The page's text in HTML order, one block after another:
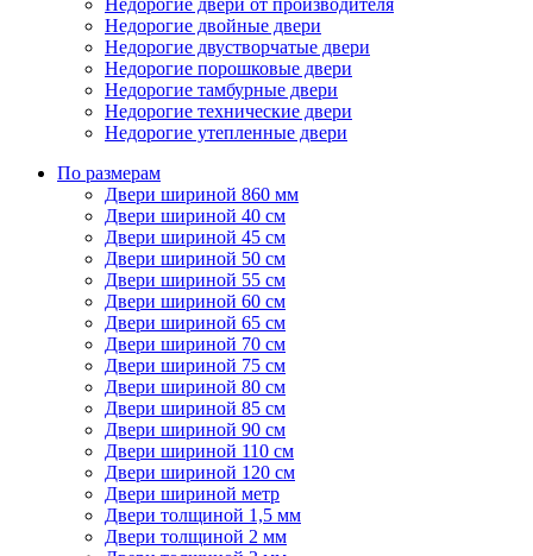
Недорогие двери от производителя
Недорогие двойные двери
Недорогие двустворчатые двери
Недорогие порошковые двери
Недорогие тамбурные двери
Недорогие технические двери
Недорогие утепленные двери
По размерам
Двери шириной 860 мм
Двери шириной 40 см
Двери шириной 45 см
Двери шириной 50 см
Двери шириной 55 см
Двери шириной 60 см
Двери шириной 65 см
Двери шириной 70 см
Двери шириной 75 см
Двери шириной 80 см
Двери шириной 85 см
Двери шириной 90 см
Двери шириной 110 см
Двери шириной 120 см
Двери шириной метр
Двери толщиной 1,5 мм
Двери толщиной 2 мм